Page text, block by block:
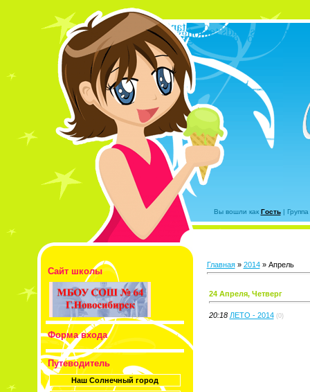
Вы вошли как Гость| Группа
Сайт школы
Форма входа
Путеводитель
Наш Солнечный город
Главная» 2014 » Апрель
24 Апреля, Четверг
20:18 ЛЕТО - 2014 (0)